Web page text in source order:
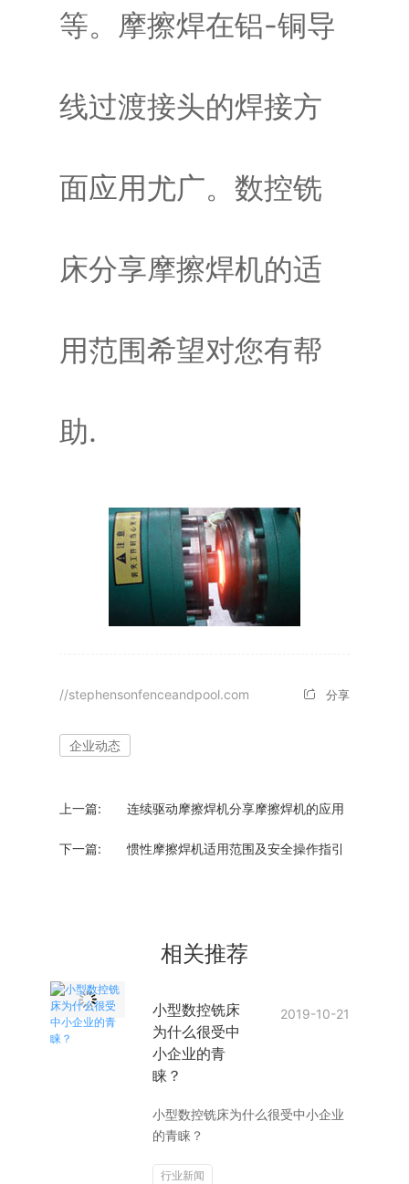
等。摩擦焊在铝-铜导
线过渡接头的焊接方
面应用尤广。数控铣
床分享摩擦焊机的适
用范围希望对您有帮
助.
//stephensonfenceandpool.com 分享
企业动态
上一篇: 连续驱动摩擦焊机分享摩擦焊机的应用
下一篇: 惯性摩擦焊机适用范围及安全操作指引
相关推荐
小型数控铣床
为什么很受中
小企业的青
睐？
2019-10-21
小型数控铣床为什么很受中小企业
的青睐？
行业新闻